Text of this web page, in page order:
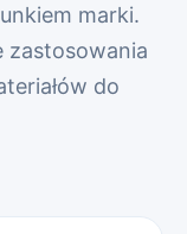
marki.
zastosowania
do